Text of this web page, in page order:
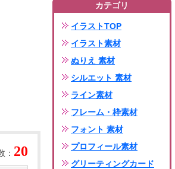
： 20
カテゴリ
イラストTOP
イラスト素材
ぬりえ 素材
シルエット 素材
ライン素材
フレーム・枠素材
フォント 素材
プロフィール素材
グリーティングカード